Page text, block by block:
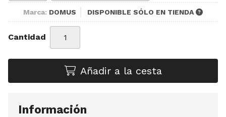
Marca: DOMUS DISPONIBLE SÓLO EN TIENDA
Cantidad
Añadir a la cesta
Información